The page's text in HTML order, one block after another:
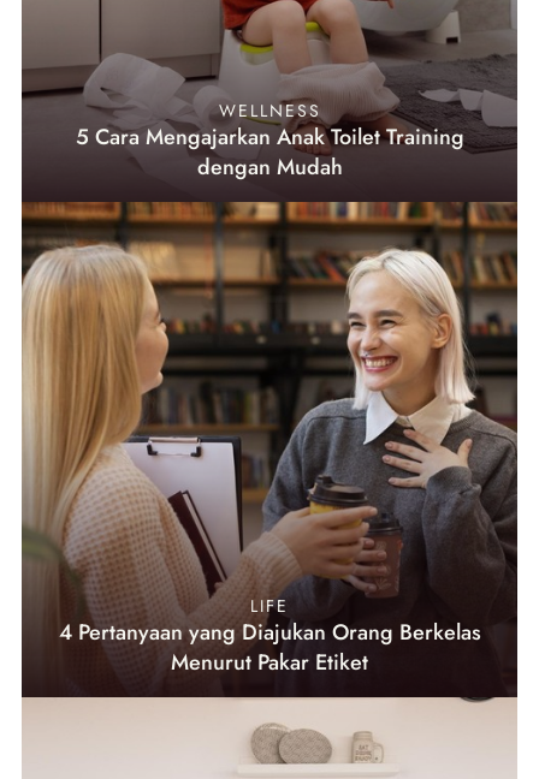
WELLNESS
5 Cara Mengajarkan Anak Toilet Training
dengan Mudah
LIFE
4 Pertanyaan yang Diajukan Orang Berkelas
Menurut Pakar Etiket